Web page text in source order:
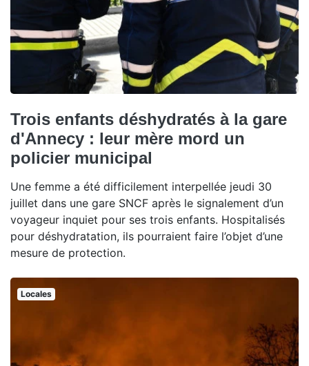
Trois enfants déshydratés à la gare
d'Annecy : leur mère mord un
policier municipal
Une femme a été difficilement interpellée jeudi 30
juillet dans une gare SNCF après le signalement d’un
voyageur inquiet pour ses trois enfants. Hospitalisés
pour déshydratation, ils pourraient faire l’objet d’une
mesure de protection.
Locales